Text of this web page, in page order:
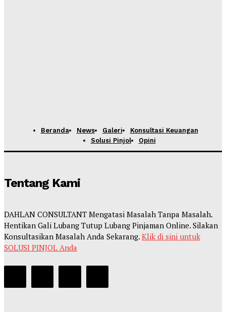
Beranda News Galeri
Konsultasi Keuangan
Solusi Pinjol
Opini
Tentang Kami
DAHLAN CONSULTANT Mengatasi Masalah Tanpa Masalah.
Hentikan Gali Lubang Tutup Lubang Pinjaman Online. Silakan
Konsultasikan Masalah Anda Sekarang. Klik di sini untuk
SOLUSI PINJOL Anda